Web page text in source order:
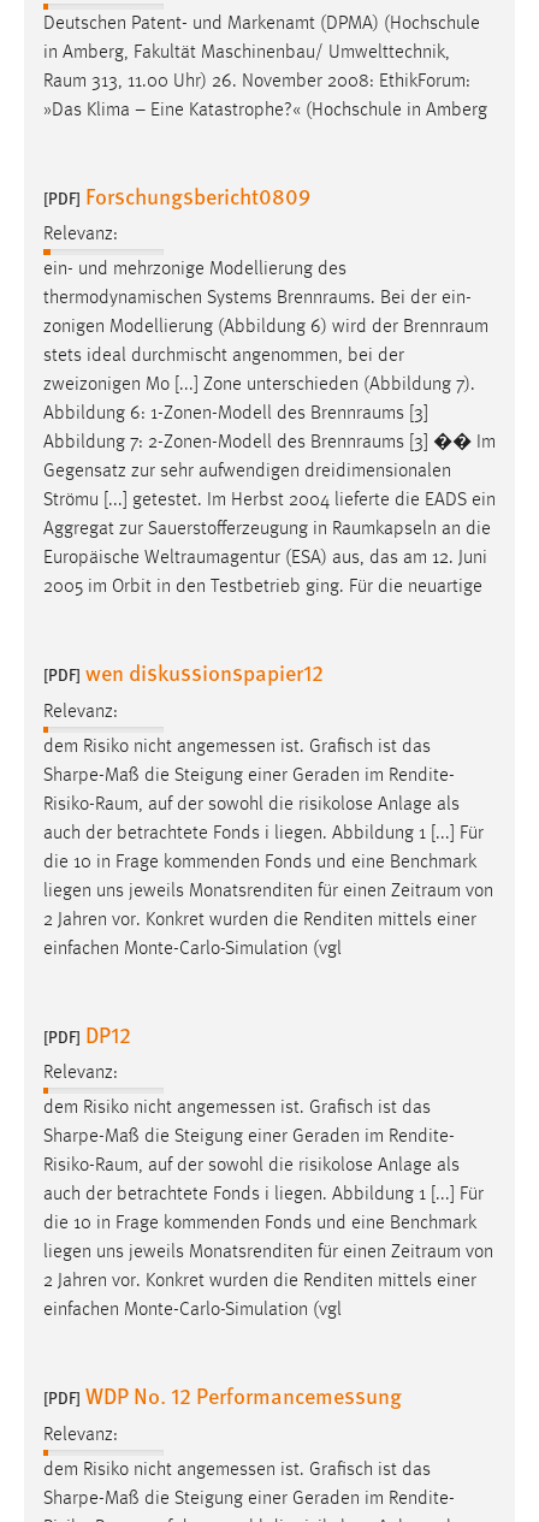
Deutschen Patent- und Markenamt (DPMA) (Hochschule
in Amberg, Fakultät Maschinenbau/ Umwelttechnik,
Raum 313, 11.00 Uhr) 26. November 2008: EthikForum:
»Das Klima – Eine Katastrophe?« (Hochschule in Amberg
[PDF] Forschungsbericht0809
Relevanz:
ein- und mehrzonige Modellierung des
thermodynamischen Systems Brennraums. Bei der ein-
zonigen Modellierung (Abbildung 6) wird der Brennraum
stets ideal durchmischt angenommen, bei der
zweizonigen Mo [...] Zone unterschieden (Abbildung 7).
Abbildung 6: 1-Zonen-Modell des Brennraums [3]
Abbildung 7: 2-Zonen-Modell des Brennraums [3] �� Im
Gegensatz zur sehr aufwendigen dreidimensionalen
Strömu [...] getestet. Im Herbst 2004 lieferte die EADS ein
Aggregat zur Sauerstofferzeugung in Raumkapseln an die
Europäische Weltraumagentur (ESA) aus, das am 12. Juni
2005 im Orbit in den Testbetrieb ging. Für die neuartige
[PDF] wen diskussionspapier12
Relevanz:
dem Risiko nicht angemessen ist. Grafisch ist das
Sharpe-Maß die Steigung einer Geraden im Rendite-
Risiko-Raum, auf der sowohl die risikolose Anlage als
auch der betrachtete Fonds i liegen. Abbildung 1 [...] Für
die 10 in Frage kommenden Fonds und eine Benchmark
liegen uns jeweils Monatsrenditen für einen Zeitraum von
2 Jahren vor. Konkret wurden die Renditen mittels einer
einfachen Monte-Carlo-Simulation (vgl
[PDF] DP12
Relevanz:
dem Risiko nicht angemessen ist. Grafisch ist das
Sharpe-Maß die Steigung einer Geraden im Rendite-
Risiko-Raum, auf der sowohl die risikolose Anlage als
auch der betrachtete Fonds i liegen. Abbildung 1 [...] Für
die 10 in Frage kommenden Fonds und eine Benchmark
liegen uns jeweils Monatsrenditen für einen Zeitraum von
2 Jahren vor. Konkret wurden die Renditen mittels einer
einfachen Monte-Carlo-Simulation (vgl
[PDF] WDP No. 12 Performancemessung
Relevanz:
dem Risiko nicht angemessen ist. Grafisch ist das
Sharpe-Maß die Steigung einer Geraden im Rendite-